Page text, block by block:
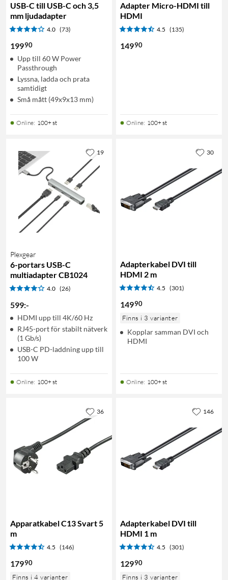
USB-C till USB-C och 3,5
mm ljudadapter
4.0 (73)
19990
Upp till 60 W Power
Passthrough
Lyssna, ladda och prata
samtidigt
Små mått (49x9x13 mm)
Online: 100+ st
Adapter Micro-HDMI till
HDMI
4.5 (135)
14990
Online: 100+ st
Plexgear
6-portars USB-C
multiadapter CB1024
4.0 (26)
599:-
HDMI upp till 4K/60 Hz
RJ45-port för stabilt nätverk
(1 Gb/s)
USB-C PD-laddning upp till
100 W
Online: 100+ st
19
Adapterkabel DVI till
HDMI 2 m
4.5 (301)
14990
Finns i 3 varianter
Kopplar samman DVI och
HDMI
Online: 100+ st
30
Apparatkabel C13 Svart 5
m
4.5 (146)
17990
Finns i 4 varianter
36
Adapterkabel DVI till
HDMI 1 m
4.5 (301)
12990
Finns i 3 varianter
146